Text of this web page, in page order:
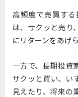
高頻度で売買す
は、サクッと売り
にリターンをあげ
一方で、長期投資
サクッと買い、い
見えたり、将来の